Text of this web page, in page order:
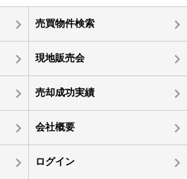
売買物件検索
現地販売会
売却成功実績
会社概要
ログイン